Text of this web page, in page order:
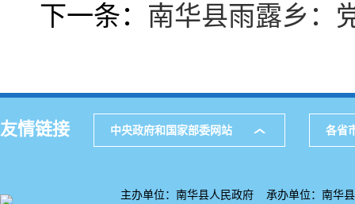
下一条： 南华县雨露乡：
友情链接 中央政府和国家部委网站 各省
主办单位：南华县人民政府 承办单位：南华